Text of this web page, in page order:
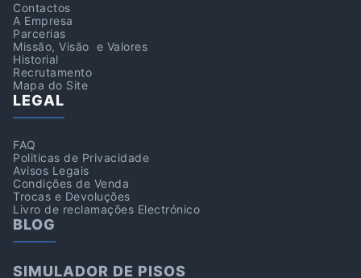
Contactos
A Empresa
Parcerias
Missão, Visão e Valores
Historial
Recrutamento
Mapa do Site
LEGAL
FAQ
Politicas de Privacidade
Avisos Legais
Condições de Venda
Trocas e Devoluções
Livro de reclamações Electrónico
BLOG
SIMULADOR DE PISOS